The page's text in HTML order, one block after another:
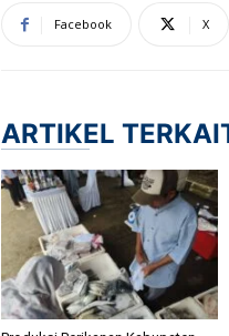
Facebook X
ARTIKEL